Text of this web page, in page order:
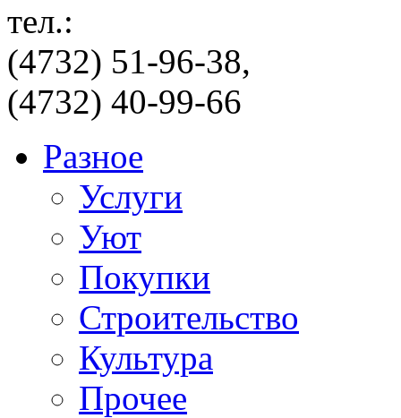
тел.:
(4732) 51-96-38,
(4732) 40-99-66
Разное
Услуги
Уют
Покупки
Строительство
Культура
Прочее